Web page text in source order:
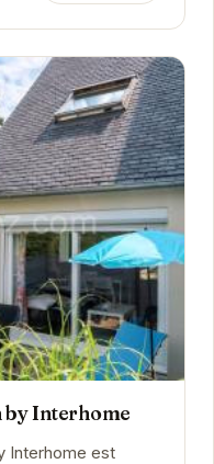
by Interhome
Interhome est